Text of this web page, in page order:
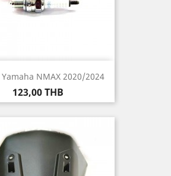
NMAX 2020/2024
Prix
123,00 THB